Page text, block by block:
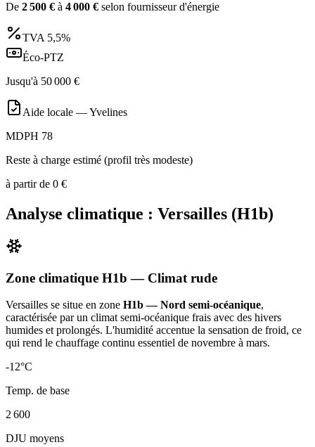
De 2 500 € à 4 000 € selon fournisseur d'énergie
TVA 5,5%
Éco-PTZ
Jusqu'à 50 000 €
Aide locale —Yvelines
MDPH 78
Reste à charge estimé (profil très modeste)
à partir de 0 €
Analyse climatique : Versailles (H1b)
Zone climatique H1b — Climat rude
Versailles se situe en zone H1b — Nord semi-océanique,
caractérisée par un climat semi-océanique frais avec des hivers
humides et prolongés. L'humidité accentue la sensation de froid, ce
qui rend le chauffage continu essentiel de novembre à mars.
-12°C
Temp. de base
2 600
DJU moyens